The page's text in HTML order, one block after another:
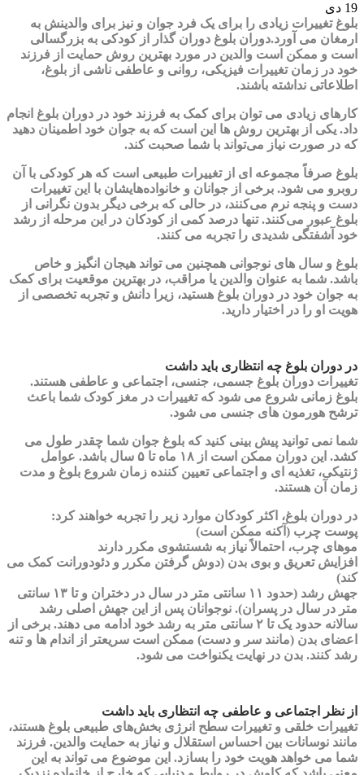
19 دی
بلوغ تغییرات زیادی را برای یک فرد جوان و نیز برای والدینش به
ارمغان می آورد.دوران بلوغ دوران گذار از کودکی به بزرگسالی
است و ممکن است والدین در مورد بهترین روش حمایت از فرزند
خود در زمان تغییرات فیزیکی، روانی و عاطفی ناشی از بلوغ،
اطلاعاتی نداشته باشند.
کارهای زیادی می توان برای کمک به فرزند خود در دوران بلوغ انجام
داد. یکی از بهترین روش ها این است که به جوان خود اطمینان دهید
که در صورت نیاز می‌تواند با شما صحبت کند.
بلوغ صرفاً مجموعه ای از تغییرات طبیعی است که هر کودکی با آن
روبرو می شود. برخی از جوانان و خانواده‌هایشان با این تغییرات
دست و پنجه نرم می‌کنند، در حالی که برخی دیگر بدون نگرانی از
بلوغ عبور می‌کنند. تنها درصد کمی از کودکان در این مرحله از رشد
خود آشفتگی شدیدی را تجربه می کنند.
بلوغ و سال های نوجوانی همچنین می تواند هیجان انگیز و خاص
باشد. شما به عنوان والدین یا مراقب، در بهترین موقعیت برای کمک
به جوان خود در دوران بلوغ هستید، زیرا دانش و تجربه تخصصی از
هویت او را در اختیار دارید.
در دوران بلوغ چه انتظاری باید داشت
تغییرات دوران بلوغ جسمی، جنسی، اجتماعی و عاطفی هستند.
بلوغ زمانی شروع می شود که تغییرات در مغز کودک شما باعث
ترشح هورمون های جنسی می شود.
شما نمی توانید پیش بینی کنید که بلوغ جوان شما چقدر طول می
کشد. این دوران ممکن است از ۱۸ ماه تا ۵ سال باشد. عوامل
ژنتیکی، تغذیه ای و اجتماعی تعیین کننده زمان شروع بلوغ و مدت
زمان آن هستند.
در دوران بلوغ، اکثر کودکان موارد زیر را تجربه خواهند کرد:
پوست چرب (آکنه ممکن است)
موهای چرب، احتمالاً نیاز به شستشوی مکرر دارند
افزایش تعریق و بوی بدن (دوش گرفتن مکرر و دئودورانت کمک می
کند)
جهش رشد (حدود ۱۱ سانتی متر در سال در دختران و تا ۱۳ سانتی
متر در سال در پسران). نوجوانان پس از این جهش اصلی رشد
سالانه حدود یک تا ۲ سانتی متر به رشد خود ادامه می دهند. برخی از
اعضای بدن (مانند سر و دست) ممکن است سریعتر از اندام ها و تنه
رشد کنند. بدن در نهایت یکنواخت می شود.
از نظر اجتماعی و عاطفی چه انتظاری باید داشت
تغییرات خلقی و تغییرات سطح انرژی بخش‌های طبیعی بلوغ هستند،
مانند نوسانات بین احساس استقلال و نیاز به حمایت والدین. فرزند
شما می خواهد هویت خود را بسازد. این موضوع می تواند به این